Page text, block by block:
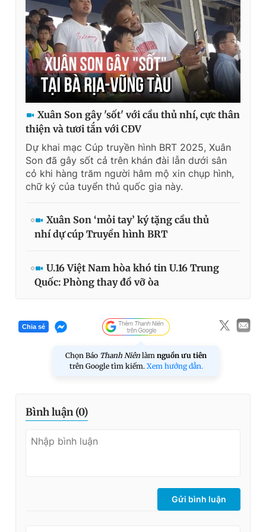
Xuân Son gây 'sốt' với cầu thủ nhí, cực thân
thiện và tươi tắn với CĐV
Dự khai mạc Cúp truyền hình BRT 2025, Xuân
Son đã gây sốt cả trên khán đài lẫn dưới sân
cỏ khi hàng trăm người hâm mộ xin chụp hình,
chữ ký của tuyển thủ quốc gia này.
Xuân Son ‘mỏi tay’ ký tặng cầu thủ
nhí dự cúp Truyền hình BRT
U.16 Việt Nam hòa khó tin U.16 Trung
Quốc: Phòng thay đồ vỡ òa
Chia sẻ
Chọn Báo Thanh Niên làm nguồn ưu tiên
trên Google tìm kiếm. Xem hướng dẫn.
Bình luận (0)
Gửi bình luận